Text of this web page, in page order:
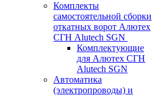
Комплекты
самостоятельной сборки
откатных ворот Алютех
СГН Alutech SGN
Комплектующие
для Алютех СГН
Alutech SGN
Автоматика
(электропроводы) и